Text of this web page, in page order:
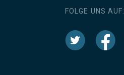
FOLGE UNS AUF: